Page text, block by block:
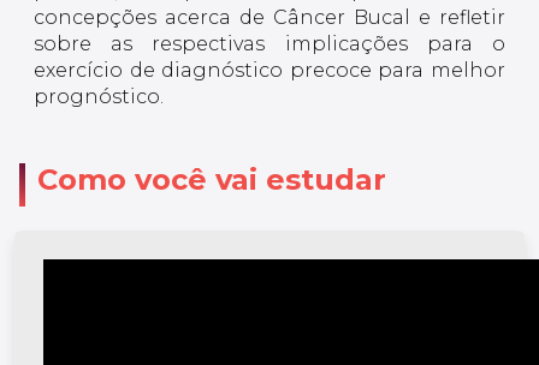
concepções acerca de Câncer Bucal e refletir
sobre as respectivas implicações para o
exercício de diagnóstico precoce para melhor
prognóstico.
Como você vai estudar